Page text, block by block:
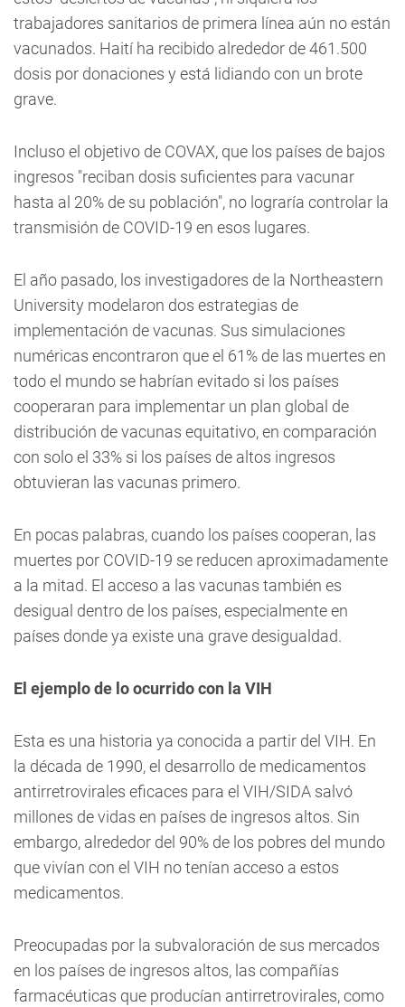
trabajadores sanitarios de primera línea aún no están
vacunados. Haití ha recibido alrededor de 461.500
dosis por donaciones y está lidiando con un brote
grave.
Incluso el objetivo de COVAX, que los países de bajos
ingresos "reciban dosis suficientes para vacunar
hasta al 20% de su población", no lograría controlar la
transmisión de COVID-19 en esos lugares.
El año pasado, los investigadores de la Northeastern
University modelaron dos estrategias de
implementación de vacunas. Sus simulaciones
numéricas encontraron que el 61% de las muertes en
todo el mundo se habrían evitado si los países
cooperaran para implementar un plan global de
distribución de vacunas equitativo, en comparación
con solo el 33% si los países de altos ingresos
obtuvieran las vacunas primero.
En pocas palabras, cuando los países cooperan, las
muertes por COVID-19 se reducen aproximadamente
a la mitad. El acceso a las vacunas también es
desigual dentro de los países, especialmente en
países donde ya existe una grave desigualdad.
El ejemplo de lo ocurrido con la VIH
Esta es una historia ya conocida a partir del VIH. En
la década de 1990, el desarrollo de medicamentos
antirretrovirales eficaces para el VIH/SIDA salvó
millones de vidas en países de ingresos altos. Sin
embargo, alrededor del 90% de los pobres del mundo
que vivían con el VIH no tenían acceso a estos
medicamentos.
Preocupadas por la subvaloración de sus mercados
en los países de ingresos altos, las compañías
farmacéuticas que producían antirretrovirales, como